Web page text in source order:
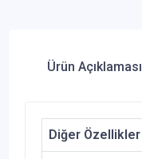
Ürün Açıklaması
Diğer Özellikler